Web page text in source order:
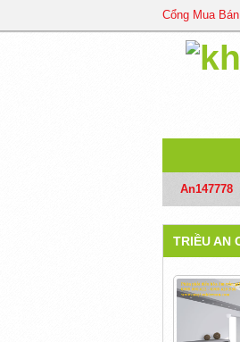
Cổng Mua Bán
An147778
TRIỀU AN